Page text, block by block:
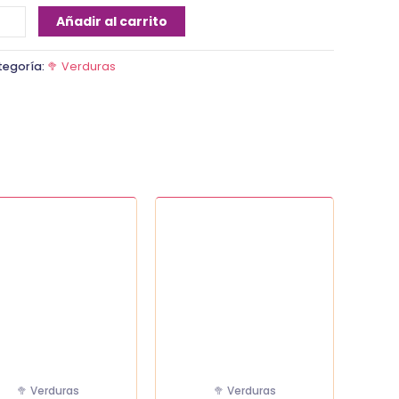
Añadir al carrito
🥦 Verduras
🥦 Verduras 🥦 Verduras